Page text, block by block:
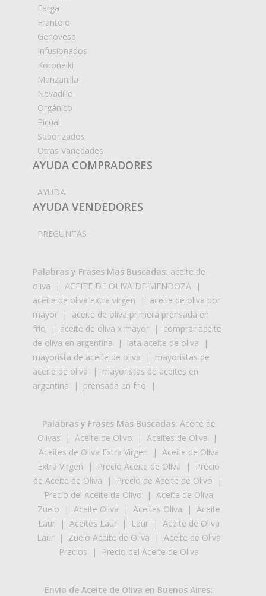
Farga
Frantoio
Genovesa
Infusionados
Koroneiki
Manzanilla
Nevadillo
Orgánico
Picual
Saborizados
Otras Variedades
AYUDA COMPRADORES
AYUDA
AYUDA VENDEDORES
PREGUNTAS
Palabras y Frases Mas Buscadas: aceite de
oliva | ACEITE DE OLIVA DE MENDOZA |
aceite de oliva extra virgen | aceite de oliva por
mayor | aceite de oliva primera prensada en
frio | aceite de oliva x mayor | comprar aceite
de oliva en argentina | lata aceite de oliva |
mayorista de aceite de oliva | mayoristas de
aceite de oliva | mayoristas de aceites en
argentina | prensada en frio |
Palabras y Frases Mas Buscadas: Aceite de
Olivas | Aceite de Olivo | Aceites de Oliva |
Aceites de Oliva Extra Virgen | Aceite de Oliva
Extra Virgen | Precio Aceite de Oliva |
Precio
de Aceite de Oliva | Precio de Aceite de Olivo |
Precio del Aceite de Olivo | Aceite de Oliva
Zuelo | Aceite Oliva | Aceites Oliva | Aceite
Laur| Aceites Laur| Laur| Aceite de Oliva
Laur| Zuelo Aceite de Oliva | Aceite de Oliva
Precios | Precio del Aceite de Oliva
Envio de Aceite de Oliva en Buenos Aires: